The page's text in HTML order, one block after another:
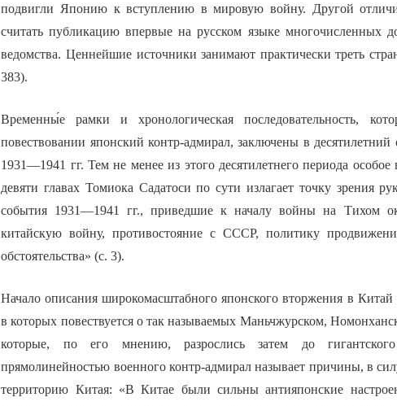
подвигли Японию к вступлению в мировую войну. Другой
считать публикацию впервые на русском языке многочисленных
ведомства. Ценнейшие источники занимают практически треть
383).
Временны́е рамки и хронологическая последовательность,
повествовании японский контр-адмирал, заключены в
1931—1941 гг. Тем не менее из этого десятилетнего периода
девяти главах Томиока Садатоси по сути излагает точку зрения
события 1931—1941 гг., приведшие к началу войны на Тихом
китайскую войну, противостояние с СССР, политику
обстоятельства» (с. 3).
Начало описания широкомасштабного японского вторжения в Китай
в которых повествуется о так называемых Маньчжурском,
которые, по его мнению, разрослись затем до
прямолинейностью военного контр-адмирал называет причины, в
территорию Китая: «В Китае были сильны антияпонские